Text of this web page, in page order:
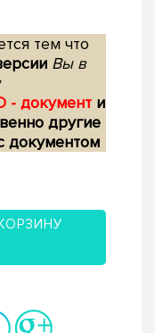
тем что
Вы в
- документ и
другие
документом